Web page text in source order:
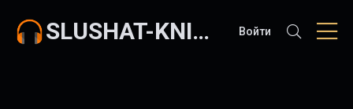
SLUSHAT-KNIGI.COM Войти